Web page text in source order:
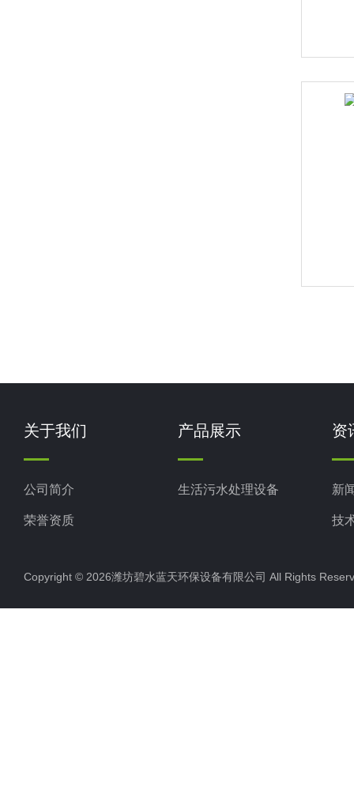
关于我们
公司简介
荣誉资质
产品展示
生活污水处理设备
资
新
技
Copyright © 2026潍坊碧水蓝天环保设备有限公司 All Rights